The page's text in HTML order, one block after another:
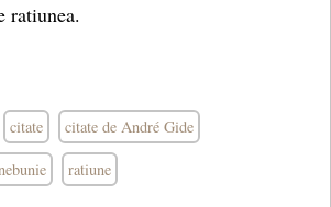
ratiunea.
citate citate de André Gide
ratiune